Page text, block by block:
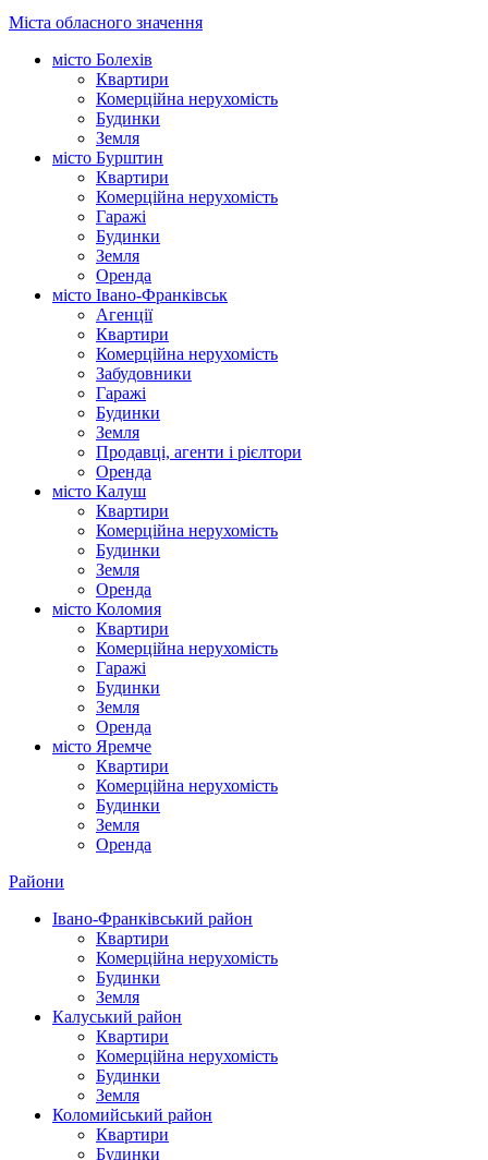
Міста обласного значення
місто Болехів
Квартири
Комерційна нерухомість
Будинки
Земля
місто Бурштин
Квартири
Комерційна нерухомість
Гаражі
Будинки
Земля
Оренда
місто Івано-Франківськ
Агенції
Квартири
Комерційна нерухомість
Забудовники
Гаражі
Будинки
Земля
Продавці, агенти і рієлтори
Оренда
місто Калуш
Квартири
Комерційна нерухомість
Будинки
Земля
Оренда
місто Коломия
Квартири
Комерційна нерухомість
Гаражі
Будинки
Земля
Оренда
місто Яремче
Квартири
Комерційна нерухомість
Будинки
Земля
Оренда
Райони
Івано-Франківський район
Квартири
Комерційна нерухомість
Будинки
Земля
Калуський район
Квартири
Комерційна нерухомість
Будинки
Земля
Коломийський район
Квартири
Будинки